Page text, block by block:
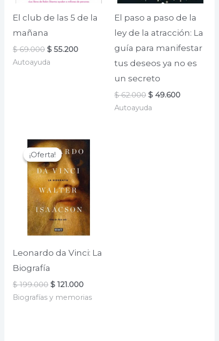
El club de las 5 de la
mañana
$69.000 El
original
$ 55.200El
Autoayuda
El paso a paso de la
ley de la atracción: La
guía para manifestar
tus deseos ya no es
un secreto
$62.000 El
original
$ 49.600El
Autoayuda
¡Oferta!
¡Oferta!
Leonardo da Vinci: La
Biografía
$199.000 El
original
$ 121.000El
precio
actual
Biografías y memorias